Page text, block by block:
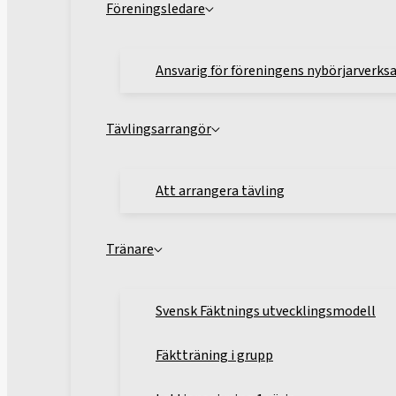
Föreningsledare
Ansvarig för föreningens
Tävlingsarrangör
Att arrangera tävling
Tränare
Svensk Fäktnings utvecklingsmodell
Fäktträning i grupp